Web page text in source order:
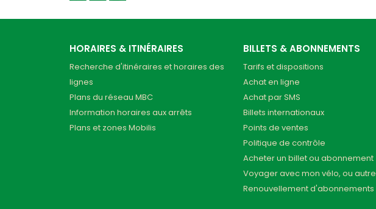
HORAIRES & ITINÉRAIRES
Recherche d'itinéraires et horaires des
lignes
Plans du réseau MBC
Information horaires aux arrêts
Plans et zones Mobilis
BILLETS & ABONNEMENTS
Tarifs et dispositions
Achat en ligne
Achat par SMS
Billets internationaux
Points de ventes
Politique de contrôle
Acheter un billet ou abonnement
Voyager avec mon vélo, ou autre
Renouvellement d'abonnements